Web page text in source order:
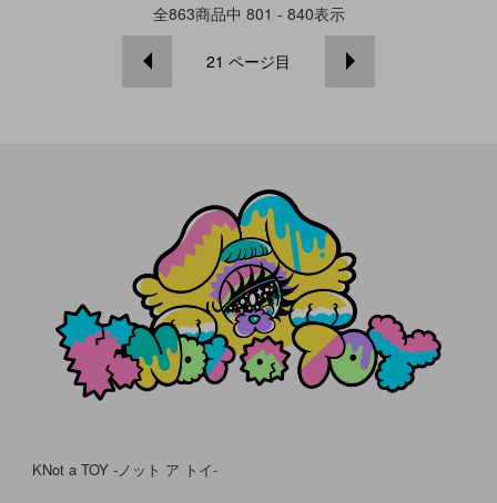
全863商品中 801 - 840表示
21 ページ目
KNot a TOY -ノット ア トイ-